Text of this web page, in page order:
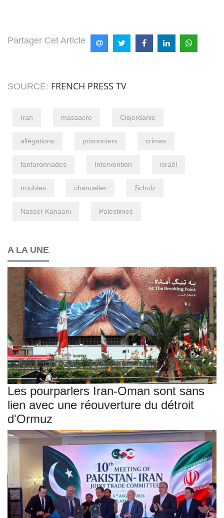
Partager Cet Article
SOURCE: FRENCH PRESS TV
Iran massacre Cisjordanie
allégations prisonniers crimes
fanfaronnades Intervention israël
troubles chancelier Scholz
Nasser Kanaani Palestinies
A LA UNE
Les pourparlers Iran-Oman sont sans
lien avec une réouverture du détroit
d'Ormuz